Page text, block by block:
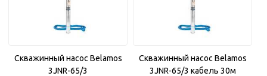
Скважинный насос Belamos
3JNR-65/3
Скважинный насос Belamos
3JNR-65/3 кабель 30м